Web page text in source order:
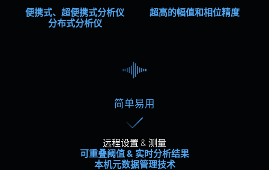
便携式、超便携式分析仪
分布式分析仪
超高的幅值和相位精度
简单易用
远程设置 & 测量
可重叠阈值 & 实时分析结果
本机元数据管理技术